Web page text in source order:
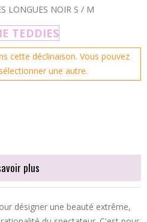
LONGUES NOIR S / M
TEDDIES
cette déclinaison. Vous pouvez
une autre.
plus
désigner une beauté extrême,